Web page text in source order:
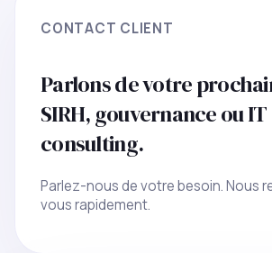
CONTACT CLIENT
Parlons de votre
SIRH, gouvernance ou IT
consulting.
Parlez-nous de votre besoin. Nous
vous rapidement.